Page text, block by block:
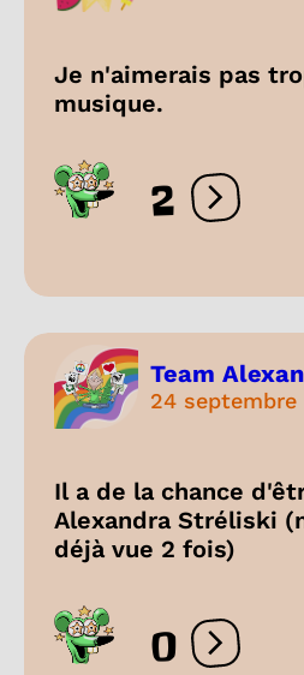
Je n'aimerais pas
musique.
2 Ouvrir
Team
24 septembre
Il a de la chance
Alexandra Stréliski
déjà vue 2 fois)
0 Ouvrir